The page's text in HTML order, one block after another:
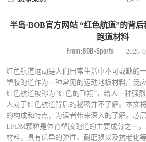
半岛·BOB官方网站 “红色航道”的背
跑道材料
From:BOB-Sports 2026-
红色航道运动是人们日常生活中不可或缺的
塑胶跑道作为一种常见的运动地板材料广泛
红色航道被称为“红色的飞翔”，给人一种强
人对于红色航道背后的秘密并不了解。本文
的构成和特点，为读者带来深入的了解。芯
EPDM颗粒是体育塑胶跑道的主要成分之一
材料，具有优异的弹性、耐磨损以及抗老化